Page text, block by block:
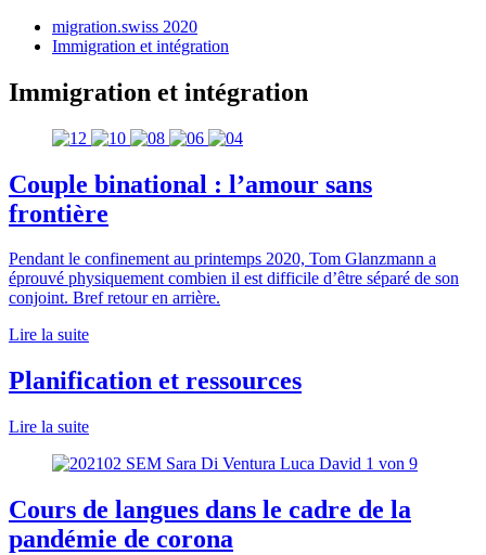
migration.swiss 2020
Immigration et intégration
Immigration et intégration
Couple binational : l’amour sans
frontière
Pendant le confinement au printemps 2020, Tom Glanzmann a
éprouvé physiquement combien il est difficile d’être séparé de son
conjoint. Bref retour en arrière.
Lire la suite
Planification et ressources
Lire la suite
Cours de langues dans le cadre de la
pandémie de corona